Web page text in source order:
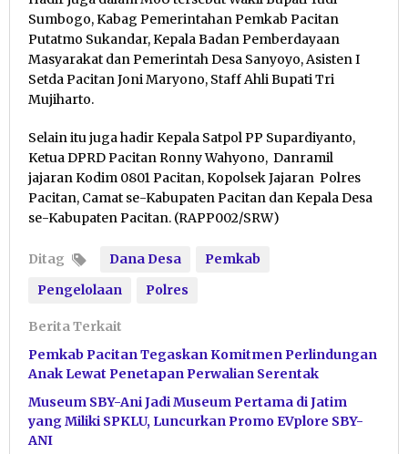
Sumbogo, Kabag Pemerintahan Pemkab Pacitan
Putatmo Sukandar, Kepala Badan Pemberdayaan
Masyarakat dan Pemerintah Desa Sanyoyo, Asisten I
Setda Pacitan Joni Maryono, Staff Ahli Bupati Tri
Mujiharto.
Selain itu juga hadir Kepala Satpol PP Supardiyanto,
Ketua DPRD Pacitan Ronny Wahyono, Danramil
jajaran Kodim 0801 Pacitan, Kopolsek Jajaran Polres
Pacitan, Camat se-Kabupaten Pacitan dan Kepala Desa
se-Kabupaten Pacitan. (RAPP002/SRW)
Ditag Dana Desa
Pemkab
Pengelolaan
Polres
Berita Terkait
Pemkab Pacitan Tegaskan Komitmen Perlindungan
Anak Lewat Penetapan Perwalian Serentak
Museum SBY-Ani Jadi Museum Pertama di Jatim
yang Miliki SPKLU, Luncurkan Promo EVplore SBY-
ANI